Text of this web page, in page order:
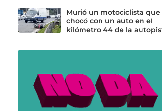
Murió un motociclista que
chocó con un auto en el
kilómetro 44 de la